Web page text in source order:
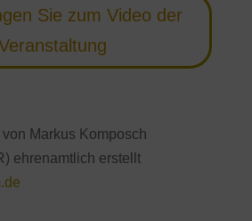
Sie zum Video der
Markus Komposch
ehrenamtlich erstellt